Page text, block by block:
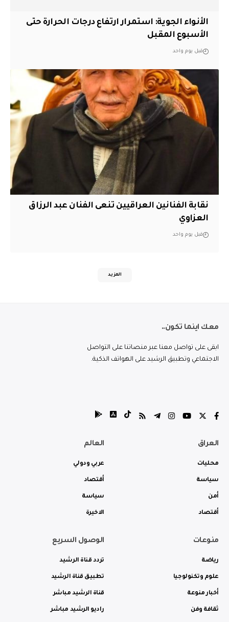
الأنواء الجوية: استمرار ارتفاع درجات الحرارة حتى
الأسبوع المقبل
قبل يوم واحد
نقابة الفنانين العراقيين تنعى الفنان عبد الرزاق
العزاوي
قبل يوم واحد
المزيد
معك اينما تكون..
ابقى على تواصل معنا عبر منصاتنا على التواصل
الاجتماعي وتطبيق الرشيد على الهواتف الذكية.
العراق
محليات
سياسة
أمن
أقتصاد
العالم
عربي ودولي
أقتصاد
سياسة
الاخيرة
منوعات
رياضة
علوم وتكنولوجيا
أخبار منوعة
ثقافة وفن
الوصول السريع
تردد قناة الرشيد
تطبيق قناة الرشيد
قناة الرشيد مباشر
راديو الرشيد مباشر